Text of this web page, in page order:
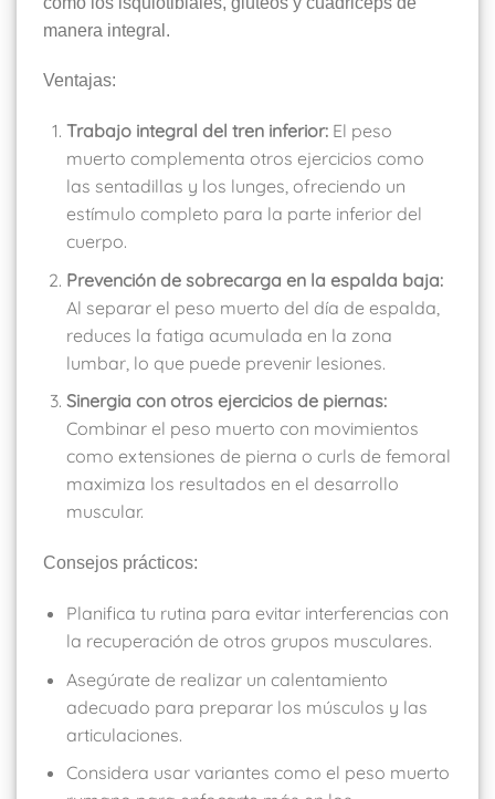
manera integral.
Ventajas:
Trabajo integral del tren inferior:El peso
muerto complementa otros ejercicios como
las sentadillas y los lunges, ofreciendo un
estímulo completo para la parte inferior del
cuerpo.
Prevención de sobrecarga en la espalda baja:
Al separar el peso muerto del día de espalda,
reduces la fatiga acumulada en la zona
lumbar, lo que puede prevenir lesiones.
Sinergia con otros ejercicios de piernas:
Combinar el peso muerto con movimientos
como extensiones de pierna o curls de femoral
maximiza los resultados en el desarrollo
muscular.
Consejos prácticos:
Planifica tu rutina para evitar interferencias con
la recuperación de otros grupos musculares.
Asegúrate de realizar un calentamiento
adecuado para preparar los músculos y las
articulaciones.
Considera usar variantes como el peso muerto